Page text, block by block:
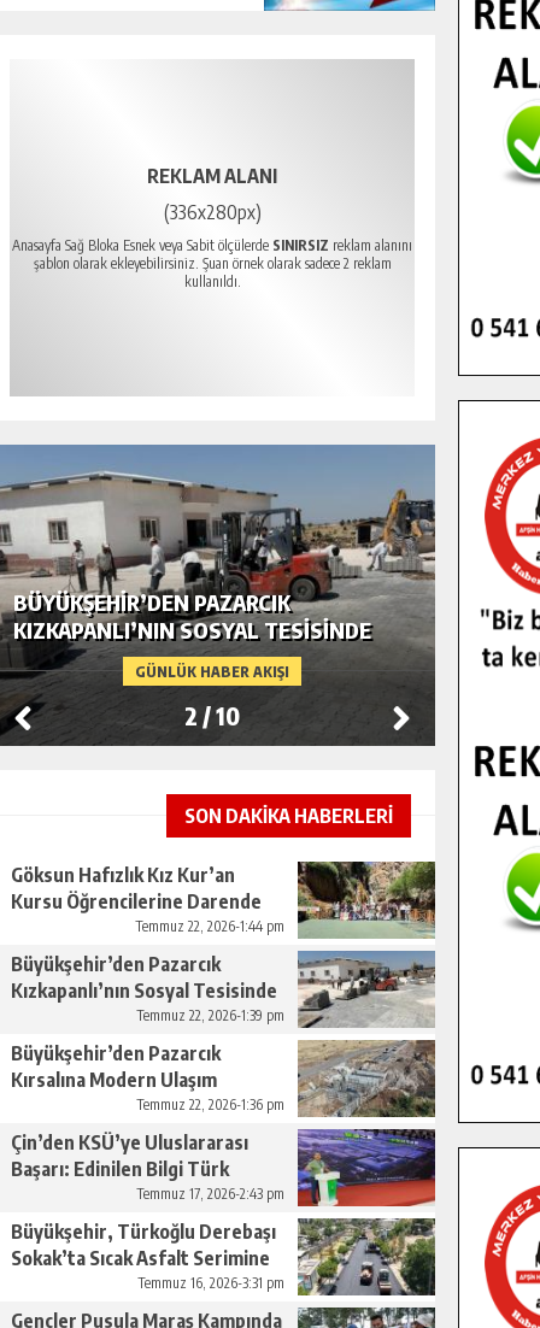
REKLAM ALANI
(336x280px)
Anasayfa Sağ Bloka Esnek veya Sabit ölçülerde SINIRSIZ reklam alanını
şablon olarak ekleyebilirsiniz. Şuan örnek olarak sadece 2 reklam
kullanıldı.
GÜNLÜK HABER AKIŞI
BÜYÜKŞEHIR’DEN PAZARCIK
KIZKAPANLI’NIN SOSYAL TESISINDE
ÇEVRE DÜZENLEMESI.
2 /10
SON DAKİKA HABERLERİ
Göksun Hafızlık Kız Kur’an
Kursu Öğrencilerine Darende
Temmuz 22, 2026-1:44 pm
Büyükşehir’den Pazarcık
Kızkapanlı’nın Sosyal Tesisinde
Çevre Düzenlemesi.Temmuz 22, 2026-1:39 pm
Büyükşehir’den Pazarcık
Kırsalına Modern Ulaşım
Temmuz 22, 2026-1:36 pm
Çin’den KSÜ’ye Uluslararası
Başarı: Edinilen Bilgi Türk
Tarımına Katkı Sağlayacak.
Temmuz 17, 2026-2:43 pm
Büyükşehir, Türkoğlu Derebaşı
Sokak’ta Sıcak Asfalt Serimine
Temmuz 16, 2026-3:31 pm
Gençler Pusula Maraş Kampında